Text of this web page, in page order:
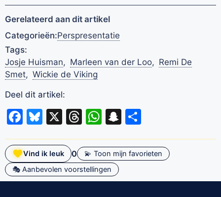
Gerelateerd aan dit artikel
Categorieën:Perspresentatie
Tags:
Josje Huisman, Marleen van der Loo, Remi De
Smet, Wickie de Viking
Deel dit artikel:
Facebook
Bluesky
X Threads
WhatsApp
Snapchat
Vind ik leuk 0
💫 Toon mijn favorieten
🎭 Aanbevolen voorstellingen